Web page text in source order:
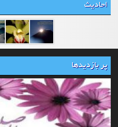
احادیث
پر بازدیدها